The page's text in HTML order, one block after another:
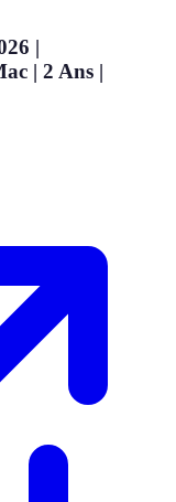
|
| 2 Ans |